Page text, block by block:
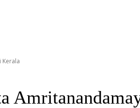
Kerala